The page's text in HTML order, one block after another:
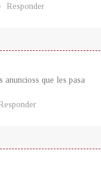
Responder
anuncioss que les pasa